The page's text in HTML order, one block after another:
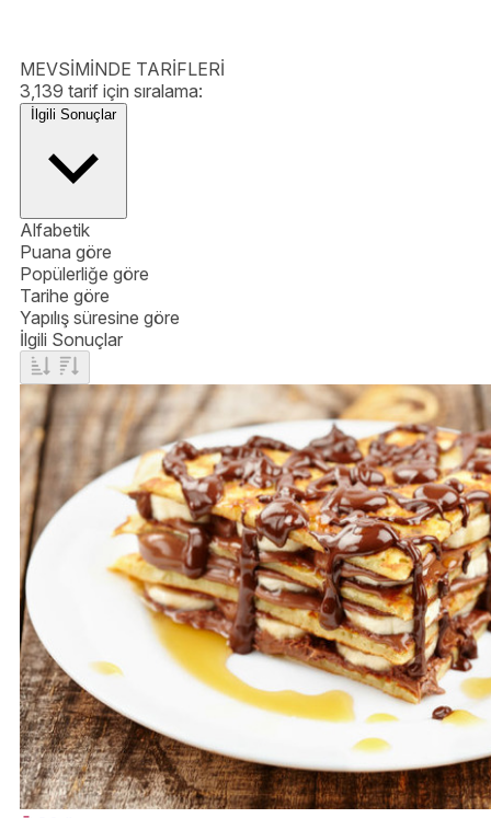
MEVSİMİNDE TARİFLERİ
3,139 tarif için sıralama:
İlgili Sonuçlar
Alfabetik
Puana göre
Popülerliğe göre
Tarihe göre
Yapılış süresine göre
İlgili Sonuçlar